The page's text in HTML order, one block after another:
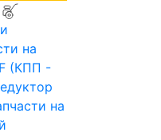
на
(КПП -
на